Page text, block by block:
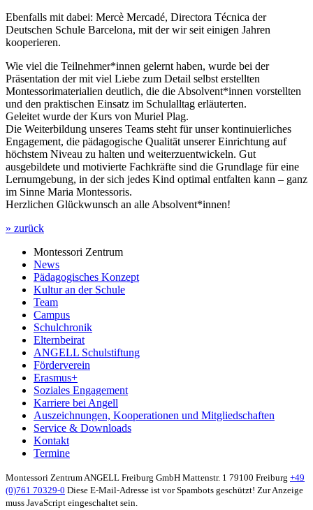
Ebenfalls mit dabei: Mercè Mercadé, Directora Técnica der
Deutschen Schule Barcelona, mit der wir seit einigen Jahren
kooperieren.
Wie viel die Teilnehmer*innen gelernt haben, wurde bei der
Präsentation der mit viel Liebe zum Detail selbst erstellten
Montessorimaterialien deutlich, die die Absolvent*innen vorstellten
und den praktischen Einsatz im Schulalltag erläuterten.
Geleitet wurde der Kurs von Muriel Plag.
Die Weiterbildung unseres Teams steht für unser kontinuierliches
Engagement, die pädagogische Qualität unserer Einrichtung auf
höchstem Niveau zu halten und weiterzuentwickeln. Gut
ausgebildete und motivierte Fachkräfte sind die Grundlage für eine
Lernumgebung, in der sich jedes Kind optimal entfalten kann – ganz
im Sinne Maria Montessoris.
Herzlichen Glückwunsch an alle Absolvent*innen!
» zurück
Montessori Zentrum
News
Pädagogisches Konzept
Kultur an der Schule
Team
Campus
Schulchronik
Elternbeirat
ANGELL Schulstiftung
Förderverein
Erasmus+
Soziales Engagement
Karriere bei Angell
Auszeichnungen, Kooperationen und Mitgliedschaften
Service & Downloads
Kontakt
Termine
Montessori Zentrum ANGELL Freiburg GmbH Mattenstr. 1 79100 Freiburg +49
(0)761 70329-0 Diese E-Mail-Adresse ist vor Spambots geschützt! Zur Anzeige
muss JavaScript eingeschaltet sein.